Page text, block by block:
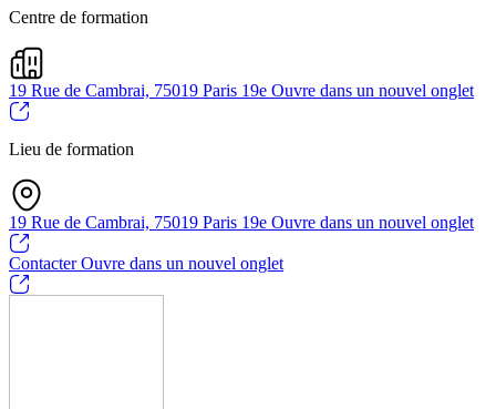
Centre de formation
19 Rue de Cambrai, 75019 Paris 19e Ouvre dans un nouvel onglet
Lieu de formation
19 Rue de Cambrai, 75019 Paris 19e Ouvre dans un nouvel onglet
ContacterOuvre dans un nouvel onglet